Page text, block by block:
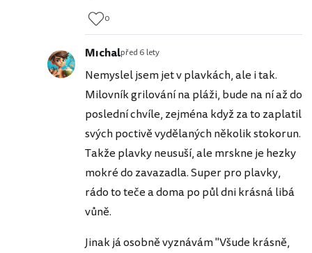
0
Mıchalpřed 6 lety
Nemyslel jsem jet v plavkách, ale i tak.
Milovník grilování na pláži, bude na ní až do
poslední chvíle, zejména když za to zaplatil
svých poctivě vydělaných několik stokorun.
Takže plavky neusuší, ale mrskne je hezky
mokré do zavazadla. Super pro plavky,
rádo to teče a doma po půl dni krásná libá
vůně.
Jinak já osobně vyznávám "Všude krásně,